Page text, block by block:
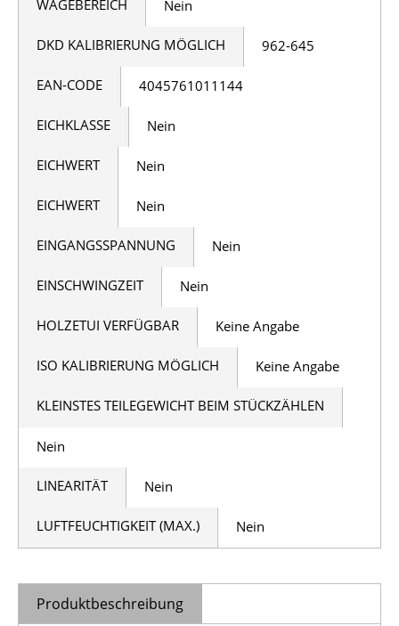
WÄGEBEREICH Nein
DKD KALIBRIERUNG MÖGLICH 962-645
EAN-CODE 4045761011144
EICHKLASSE Nein
EICHWERT Nein
EICHWERT Nein
EINGANGSSPANNUNG Nein
EINSCHWINGZEIT Nein
HOLZETUI VERFÜGBAR Keine Angabe
ISO KALIBRIERUNG MÖGLICH Keine Angabe
KLEINSTES TEILEGEWICHT BEIM STÜCKZÄHLEN
Nein
LINEARITÄT Nein
LUFTFEUCHTIGKEIT (MAX.) Nein
Produktbeschreibung